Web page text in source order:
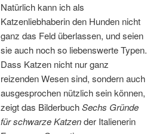
Natürlich kann ich als
Katzenliebhaberin den Hunden nicht
ganz das Feld überlassen, und seien
sie auch noch so liebenswerte Typen.
Dass Katzen nicht nur ganz
reizenden Wesen sind, sondern auch
ausgesprochen nützlich sein können,
zeigt das BilderbuchSechs Gründe
für schwarze Katzender Italienerin